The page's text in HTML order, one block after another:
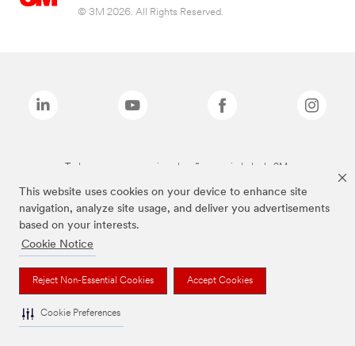
This website uses cookies on your device to enhance site
navigation, analyze site usage, and deliver you advertisements
based on your interests.
Cookie Notice
Reject Non-Essential Cookies Accept Cookies
Cookie Preferences
© 3M 2026. All Rights Reserved.
Todas as marcas mencionadas são propriedade da 3M.